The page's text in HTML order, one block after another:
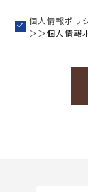
個人情報ポリ
＞＞個人情報